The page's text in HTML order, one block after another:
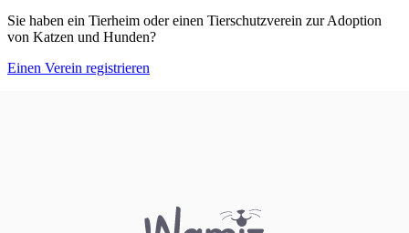
Sie haben ein Tierheim oder einen Tierschutzverein zur Adoption
von Katzen und Hunden?
Einen Verein registrieren